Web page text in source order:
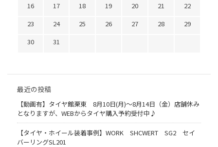
16
17 18 19 20 21
22
23
24 25 26 27 28
29
30
31
最近の投稿
【動画有】タイヤ館栗東 8月10日(月)～8月14日（金）店舗休み
となりますが、WEBからタイヤ購入予約受付中♪
【タイヤ・ホイール装着事例】WORK SHCWERT SG2 セイ
バーリングSL201